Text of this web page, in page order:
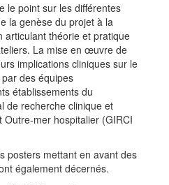
le point sur les différentes
la genèse du projet à la
articulant théorie et pratique
La mise en œuvre de
implications cliniques sur le
des équipes
établissements du
de recherche clinique et
Outre-mer hospitalier (GIRCI
posters mettant en avant des
également décernés.